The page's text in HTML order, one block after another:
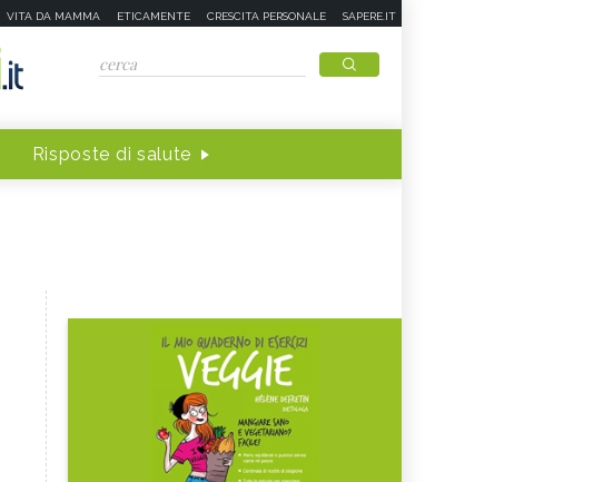
VITA DA MAMMA ETICAMENTE CRESCITA PERSONALE SAPERE.IT
Risposte di salute